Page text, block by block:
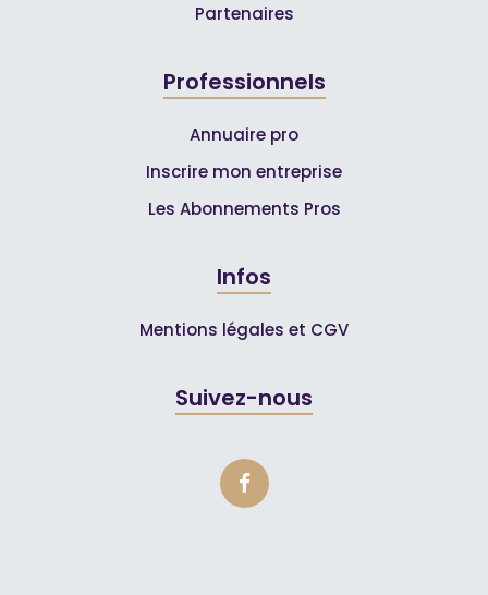
Partenaires
Professionnels
Annuaire pro
Inscrire mon entreprise
Les Abonnements Pros
Infos
Mentions légales et CGV
Suivez-nous